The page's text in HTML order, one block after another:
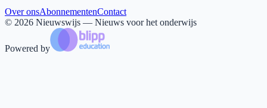
Over onsAbonnementenContact
© 2026 Nieuwswijs — Nieuws voor het onderwijs
Powered by